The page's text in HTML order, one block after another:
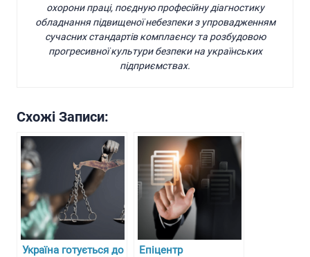
охорони праці, поєдную професійну діагностику
обладнання підвищеної небезпеки з упровадженням
сучасних стандартів комплаєнсу та розбудовою
прогресивної культури безпеки на українських
підприємствах.
Схожі Записи:
Україна готується до
Епіцентр